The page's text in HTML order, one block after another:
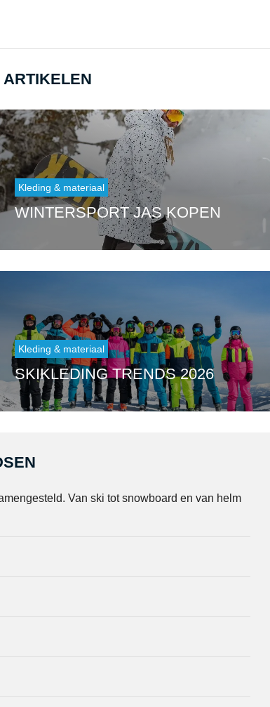
Kleding & materiaal
WINTERSPORT JAS KOPEN
Kleding & materiaal
SKIKLEDING TRENDS 2026
Van ski tot snowboard en van helm